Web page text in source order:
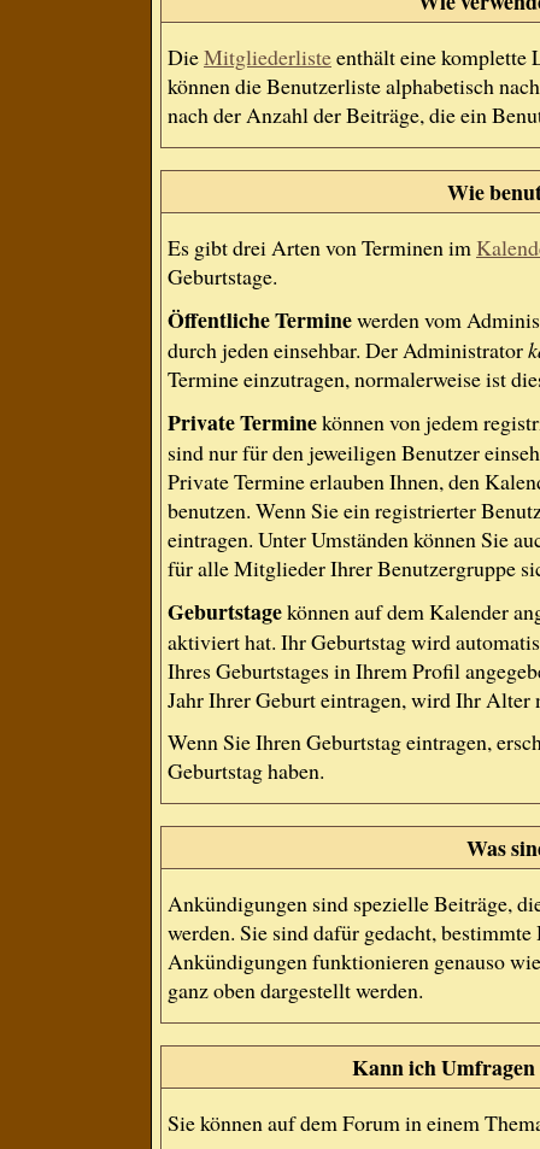
DieMitgliederlisteenthält eine komplette
können die Benutzerliste alphabetisch
nach der Anzahl der Beiträge, die ein
Wie
Es gibt drei Arten von Terminen im
Geburtstage.
Öffentliche Terminewerden vom
durch jeden einsehbar. Der Administrator
Termine einzutragen, normalerweise ist
Private Terminekönnen von jedem
sind nur für den jeweiligen Benutzer
Private Termine erlauben Ihnen, den
benutzen. Wenn Sie ein registrierter
eintragen. Unter Umständen können Sie
für alle Mitglieder Ihrer Benutzergruppe
Geburtstagekönnen auf dem Kalender
aktiviert hat. Ihr Geburtstag wird
Ihres Geburtstages in Ihrem Profil
Jahr Ihrer Geburt eintragen, wird Ihr Alter
Wenn Sie Ihren Geburtstag eintragen,
Geburtstag haben.
Was
Ankündigungen sind spezielle Beiträge,
werden. Sie sind dafür gedacht,
Ankündigungen funktionieren genauso
ganz oben dargestellt werden.
Kann ich
Sie können auf dem Forum in einem